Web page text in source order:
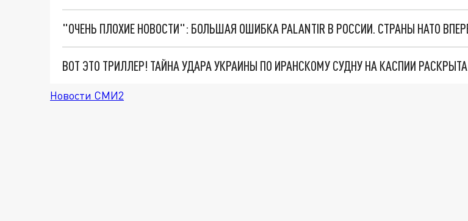
ВОТ ЭТО ТРИЛЛЕР! ТАЙНА УДАРА УКРАИНЫ ПО ИРАНСКОМУ СУДНУ НА КАСПИИ РАСКРЫТА
Новости СМИ2